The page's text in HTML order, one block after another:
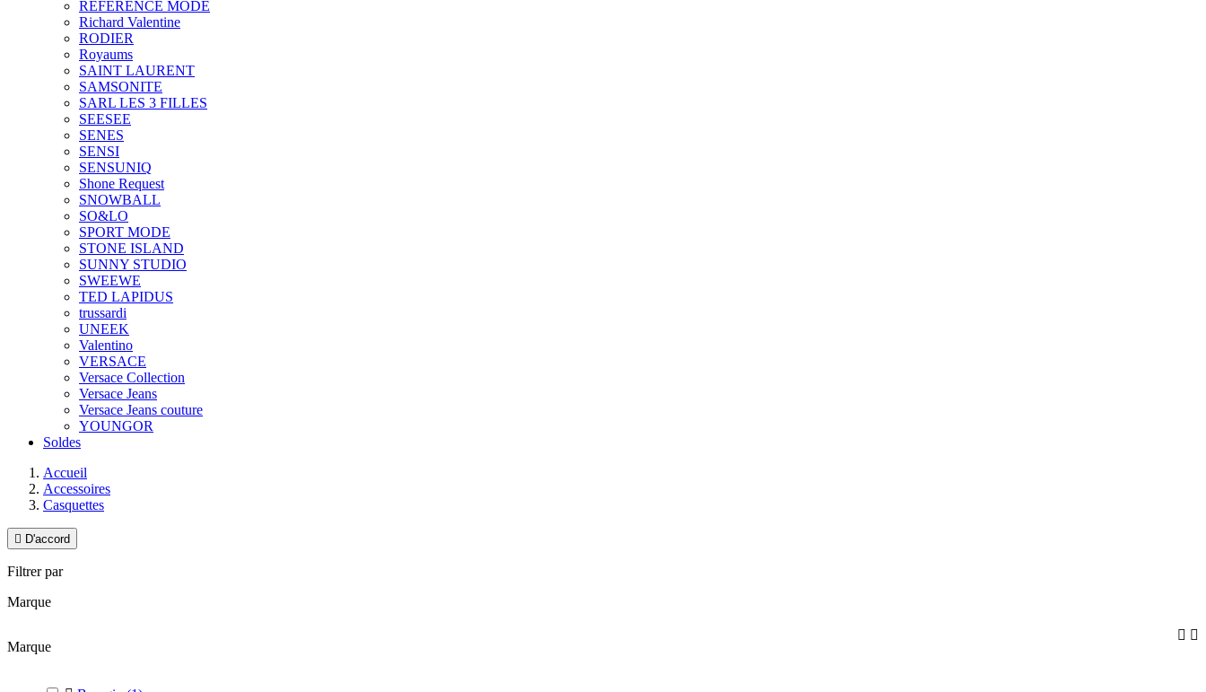
REFERENCE MODE
Richard Valentine
RODIER
Royaums
SAINT LAURENT
SAMSONITE
SARL LES 3 FILLES
SEESEE
SENES
SENSI
SENSUNIQ
Shone Request
SNOWBALL
SO&LO
SPORT MODE
STONE ISLAND
SUNNY STUDIO
SWEEWE
TED LAPIDUS
trussardi
UNEEK
Valentino
VERSACE
Versace Collection
Versace Jeans
Versace Jeans couture
YOUNGOR
Soldes
Accueil
Accessoires
Casquettes
 D'accord
Filtrer par
Marque
Marque
 